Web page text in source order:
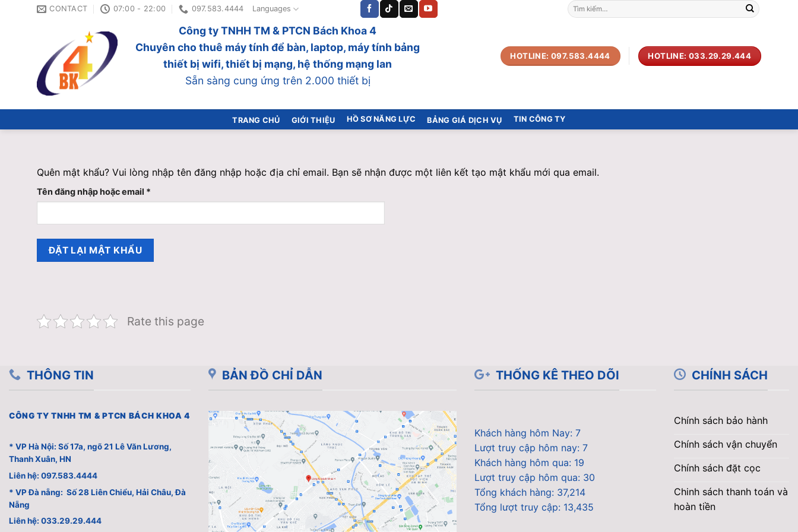
CONTACT 07:00 - 22:00 097.583.4444 Languages
Tìm
kiếm:
Công ty TNHH TM & PTCN Bách Khoa 4
Chuyên cho thuê máy tính để bàn, laptop, máy tính bảng
thiết bị wifi, thiết bị mạng, hệ thống mạng lan
Sẵn sàng cung ứng trên 2.000 thiết bị
HOTLINE: 097.583.4444 HOTLINE: 033.29.29.444
TRANG CHỦ GIỚI THIỆU HỒ SƠ NĂNG LỰC BẢNG GIÁ DỊCH VỤ TIN CÔNG TY
Quên mật khẩu? Vui lòng nhập tên đăng nhập hoặc địa chỉ email. Bạn sẽ nhận được một liên kết tạo mật khẩu mới qua email.
Tên đăng nhập hoặc email *
buộc
ĐẶT LẠI MẬT KHẨU
Rate this page
THÔNG TIN
CÔNG TY TNHH TM & PTCN BÁCH KHOA 4
* VP Hà Nội: Số 17a, ngõ 21 Lê Văn Lương,
Thanh Xuân, HN
Liên hệ: 097.583.4444
* VP Đà nẵng: Số 28 Liên Chiểu, Hải Châu, Đà
Nẵng
Liên hệ: 033.29.29.444
BẢN ĐỒ CHỈ DẪN THỐNG KÊ THEO DÕI
Khách hàng hôm Nay: 7
Lượt truy cập hôm nay: 7
Khách hàng hôm qua: 19
Lượt truy cập hôm qua: 30
Tổng khách hàng: 37,214
Tổng lượt truy cập: 13,435
CHÍNH SÁCH
Chính sách bảo hành
Chính sách vận chuyển
Chính sách đặt cọc
Chinh sách thanh toán và
hoàn tiền